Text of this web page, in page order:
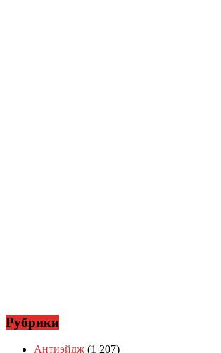
Рубрики
Антиэйдж (1 207)